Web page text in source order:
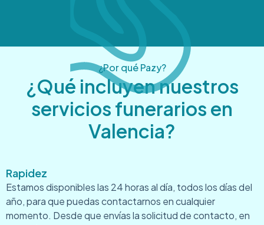
¿Por qué Pazy?
¿Qué incluyen nuestros
servicios funerarios en
Valencia?
Rapidez
Estamos disponibles las 24 horas al día, todos los días del
año, para que puedas contactarnos en cualquier
momento. Desde que envías la solicitud de contacto, en